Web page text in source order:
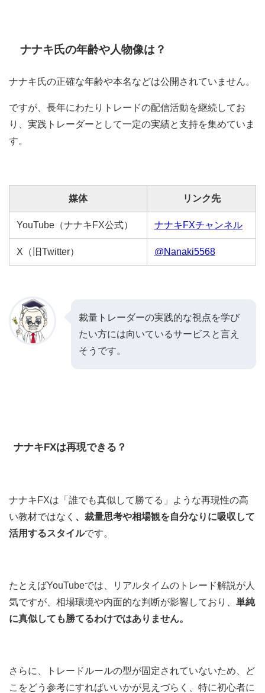
ナナキ氏の年齢や人物像は？
ナナキ氏の正確な年齢や本名などは公開されていません。
ですが、長年にわたりトレードの配信活動を継続してお
り、実践トレーダーとして一定の実績と支持を集めていま
す。
媒体 リンク先
YouTube（ナナキFX公式） ナナキFXチャンネル
X（旧Twitter） @Nanaki5568
裁量トレーダーの実践的な視点を学び
たい方には向いているサービスと言え
そうです。
ナナキFXは再現できる？
ナナキFXは「誰でも真似して勝てる」ような再現性の高
い教材ではなく 、裁量思考や相場観を自分なりに吸収して
活用するスタイルです。
たとえばYouTubeでは、リアルタイムのトレード解説が人
気ですが、相場環境や内面的な判断が影響しており、 単純
に真似しても勝てるわけではありません。
さらに、トレードルールの型が固定されていないため、ど
こをどう参考にすればいいかが見えづらく、特に初心者に